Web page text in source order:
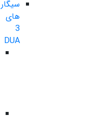
سیگار
های
3
DUA